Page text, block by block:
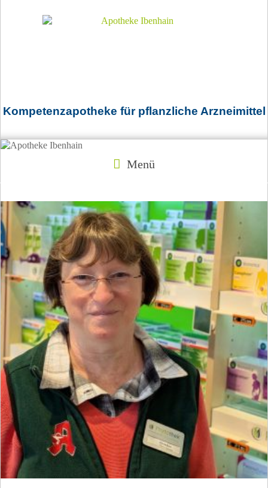
Kompetenzapotheke für pflanzliche Arzneimittel
Menü